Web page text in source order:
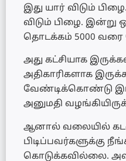
இது யார் விடும்
விடும் பிழை. இன்று
தொடக்கம் 5000 வரை
அது கட்சியாக
அதிகாரிகளாக
வேண்டிக்கொண்டு
அனுமதி
ஆனால் வலையில்
பிடிப்பவர்களுக்கு
கொடுக்கவில்லை.